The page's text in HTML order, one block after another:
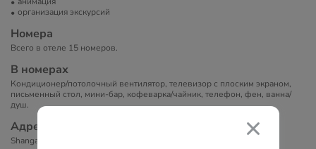
организация экскурсий
Номера
Всего в отеле 15 номеров.
В номерах
Кондиционер/потолочный вентилятор, телевизор с плоским экраном,
письменный стол, мини-бар, кофеварка/чайник, телефон, фен, ванна/
душ.
Адрес
Shangani, Занзибар, Танзания